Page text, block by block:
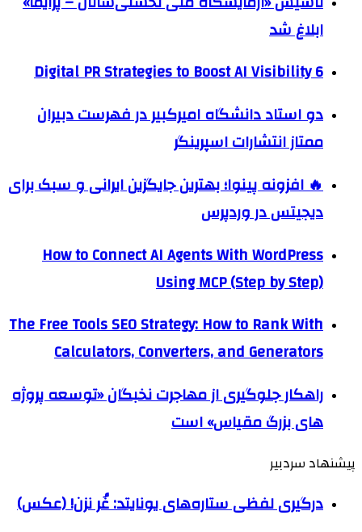
ابلاغ شد
6 Digital PR Strategies to Boost AI Visibility
دو استاد دانشگاه امیرکبیر در فهرست دبیران
ممتاز انتشارات اسپرینگر
🔥 افزونه پینوا؛ بهترین جایگزین ایرانی و سبک برای
دیجیتس در وردپرس
How to Connect AI Agents With WordPress
Using MCP (Step by Step)
The Free Tools SEO Strategy: How to Rank With
Calculators, Converters, and Generators
راهکار جلوگیری از مهاجرت نخبگان «توسعه پروژه
های بزرگ مقیاس» است
پیشنهاد سردبیر
درگیری لفظی ستاره‌های یونایتد: غُر نزن! (عکس)